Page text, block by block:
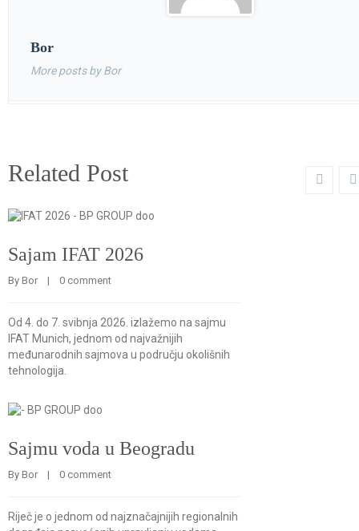
Bor
More posts by Bor
Related Post
Sajam IFAT 2026
By Bor
    |
0 comment
Od 4. do 7. svibnja 2026. izlažemo na sajmu
IFAT Munich, jednom od najvažnijih
međunarodnih sajmova u području okolišnih
tehnologija.
Sajmu voda u Beogradu
By Bor
    |
0 comment
Riječ je o jednom od najznačajnijih regionalnih